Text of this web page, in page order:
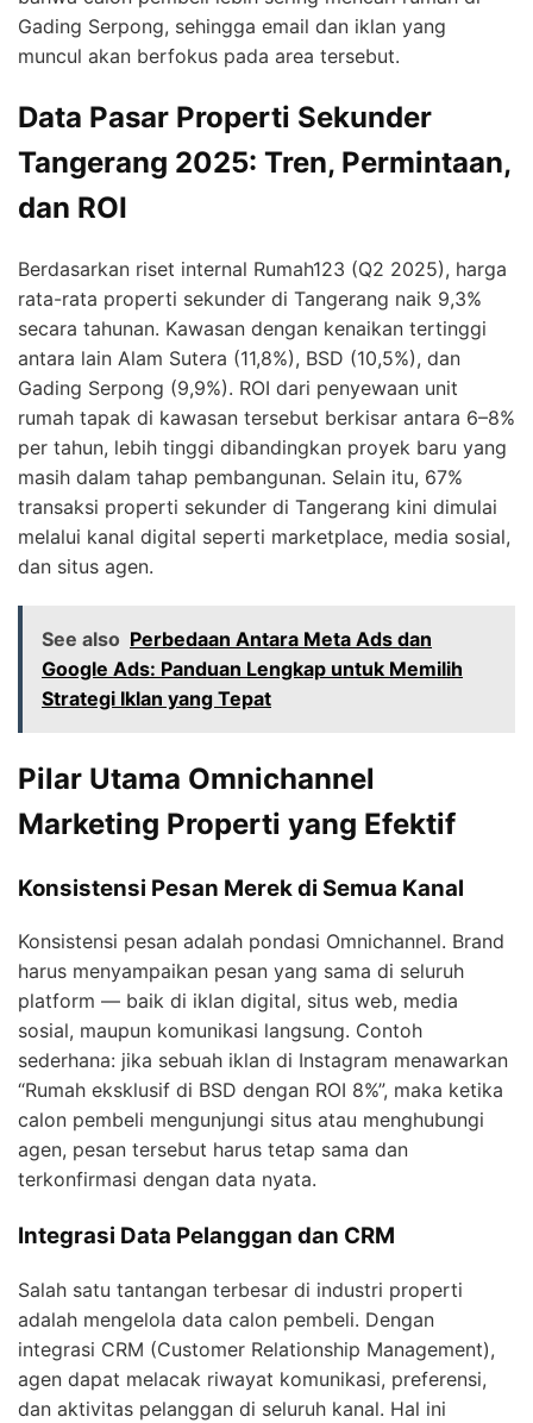
Gading Serpong, sehingga email dan iklan yang
muncul akan berfokus pada area tersebut.
Data Pasar Properti Sekunder
Tangerang 2025: Tren, Permintaan,
dan ROI
Berdasarkan riset internal Rumah123 (Q2 2025), harga
rata-rata properti sekunder di Tangerang naik 9,3%
secara tahunan. Kawasan dengan kenaikan tertinggi
antara lain Alam Sutera (11,8%), BSD (10,5%), dan
Gading Serpong (9,9%). ROI dari penyewaan unit
rumah tapak di kawasan tersebut berkisar antara 6–8%
per tahun, lebih tinggi dibandingkan proyek baru yang
masih dalam tahap pembangunan. Selain itu, 67%
transaksi properti sekunder di Tangerang kini dimulai
melalui kanal digital seperti marketplace, media sosial,
dan situs agen.
See also Perbedaan Antara Meta Ads dan
Google Ads: Panduan Lengkap untuk Memilih
Strategi Iklan yang Tepat
Pilar Utama Omnichannel
Marketing Properti yang Efektif
Konsistensi Pesan Merek di Semua Kanal
Konsistensi pesan adalah pondasi Omnichannel. Brand
harus menyampaikan pesan yang sama di seluruh
platform — baik di iklan digital, situs web, media
sosial, maupun komunikasi langsung. Contoh
sederhana: jika sebuah iklan di Instagram menawarkan
“Rumah eksklusif di BSD dengan ROI 8%”, maka ketika
calon pembeli mengunjungi situs atau menghubungi
agen, pesan tersebut harus tetap sama dan
terkonfirmasi dengan data nyata.
Integrasi Data Pelanggan dan CRM
Salah satu tantangan terbesar di industri properti
adalah mengelola data calon pembeli. Dengan
integrasi CRM (Customer Relationship Management),
agen dapat melacak riwayat komunikasi, preferensi,
dan aktivitas pelanggan di seluruh kanal. Hal ini